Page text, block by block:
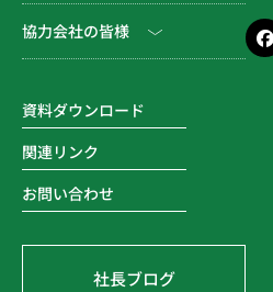
環境方針
協力会社の皆様
資料ダウンロード
関連リンク
お問い合わせ
社長ブログ